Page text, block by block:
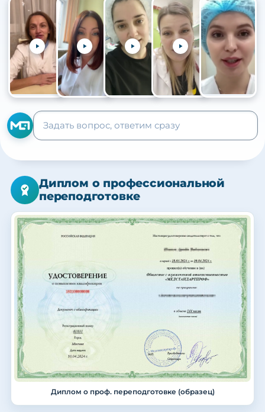
+105
Диплом о профессиональной
переподготовке
Диплом о проф. переподготовке (образец)